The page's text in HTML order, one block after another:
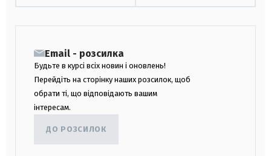
Email - розсилка
Будьте в курсі всіх новин і оновлень!
Перейдіть на сторінку наших розсилок, щоб
обрати ті, що відповідають вашим
інтересам.
ДО РОЗСИЛОК